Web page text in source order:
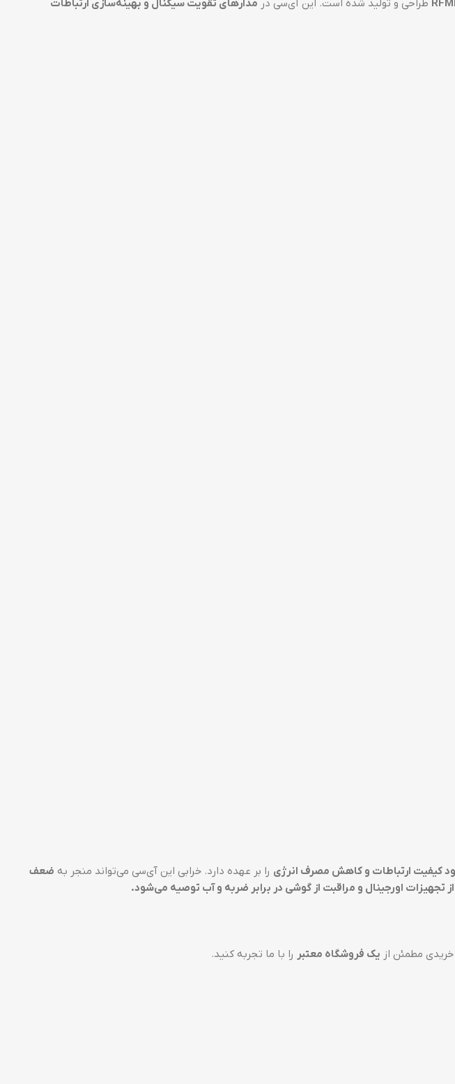
طراحی و تولید شده است. این آی‌سی در مدارهای تقویت سیگنال و بهینه‌سازی ارتباطات
کیفیت ارتباطات و کاهش مصرف انرژی را بر عهده دارد. خرابی این آی‌سی می‌تواند منجر به ضعف
تجهیزات اورجینال و مراقبت از گوشی در برابر ضربه و آب توصیه می‌شود.
مطمئن از یک فروشگاه معتبر را با ما تجربه کنید.